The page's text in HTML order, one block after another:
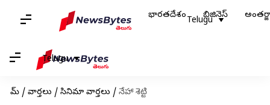
భారతదేశం బిజినెస్
Telugu
Telugu
హోమ్ / వార్తలు / సినిమా వార్తలు / నేహా శెట్టి